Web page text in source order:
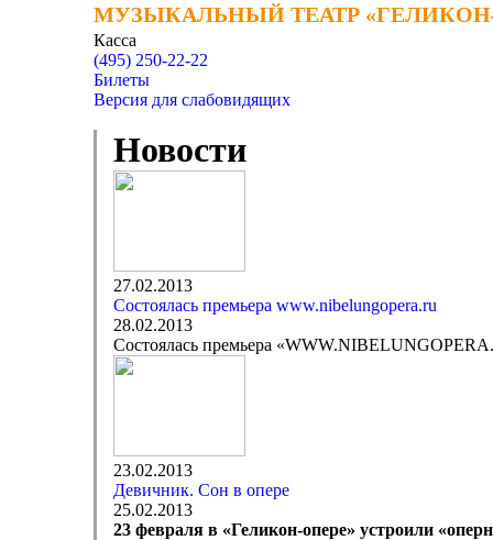
МУЗЫКАЛЬНЫЙ ТЕАТР
МУЗЫКАЛЬНЫЙ ТЕАТР
Касса
(495) 250-22-22
Билеты
Версия для слабовидящих
Новости
27.02.2013
Состоялась премьера www.nibelungopera.ru
28.02.2013
Состоялась премьера
23.02.2013
Девичник. Сон в опере
25.02.2013
23 февраля в «Геликон-опере» устроили